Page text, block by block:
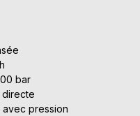
bar
directe
avec pression